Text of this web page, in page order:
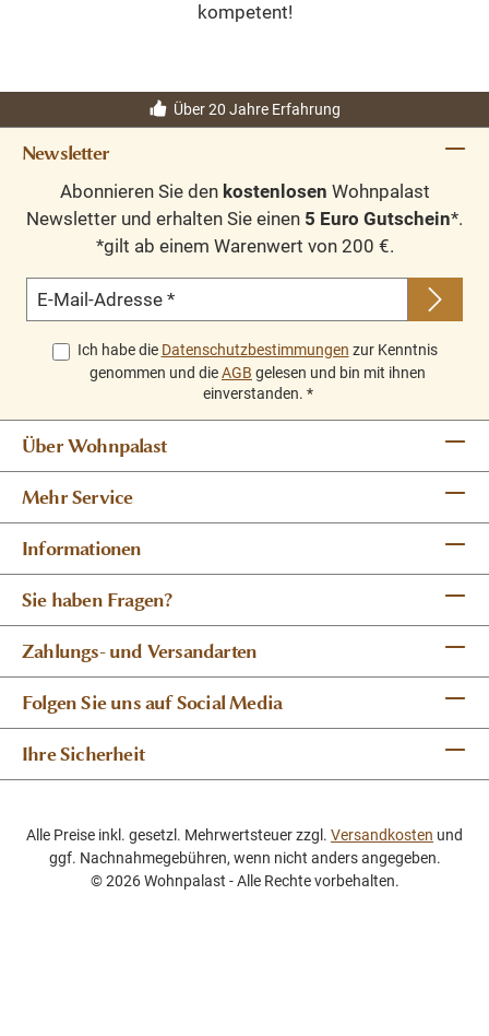
kompetent!
Über 20 Jahre Erfahrung
Newsletter
Abonnieren Sie den kostenlosen Wohnpalast
Newsletter und erhalten Sie einen 5 Euro Gutschein*.
*gilt ab einem Warenwert von 200 €.
E-Mail-Adresse *
Ich habe die Datenschutzbestimmungen zur Kenntnis
genommen und dieAGB gelesen und bin mit ihnen
einverstanden. *
Über Wohnpalast
Mehr Service
Informationen
Sie haben Fragen?
Zahlungs- und Versandarten
Folgen Sie uns auf Social Media
Ihre Sicherheit
Alle Preise inkl. gesetzl. Mehrwertsteuer zzgl. Versandkosten und
ggf. Nachnahmegebühren, wenn nicht anders angegeben.
© 2026 Wohnpalast - Alle Rechte vorbehalten.